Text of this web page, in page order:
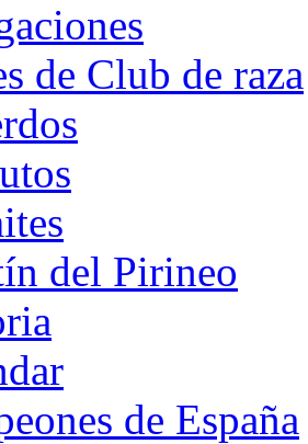
de Club de raza
del Pirineo
de España